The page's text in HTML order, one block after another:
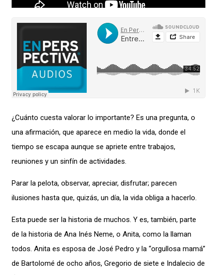
¿Cuánto cuesta valorar lo importante? Es una pregunta, o
una afirmación, que aparece en medio la vida, donde el
tiempo se escapa aunque se apriete entre trabajos,
reuniones y un sinfín de actividades.
Parar la pelota, observar, apreciar, disfrutar; parecen
ilusiones hasta que, quizás, un día, la vida obliga a hacerlo.
Esta puede ser la historia de muchos. Y es, también, parte
de la historia de Ana Inés Neme, o Anita, como la llaman
todos. Anita es esposa de José Pedro y la “orgullosa mamá”
de Bartolomé de ocho años, Gregorio de siete e Indalecio de